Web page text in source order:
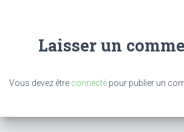
Laisser un
Vous devez être connecté pour publier un